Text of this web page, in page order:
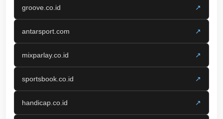
groove.co.id ↗
antarsport.com ↗
mixparlay.co.id ↗
sportsbook.co.id ↗
handicap.co.id ↗